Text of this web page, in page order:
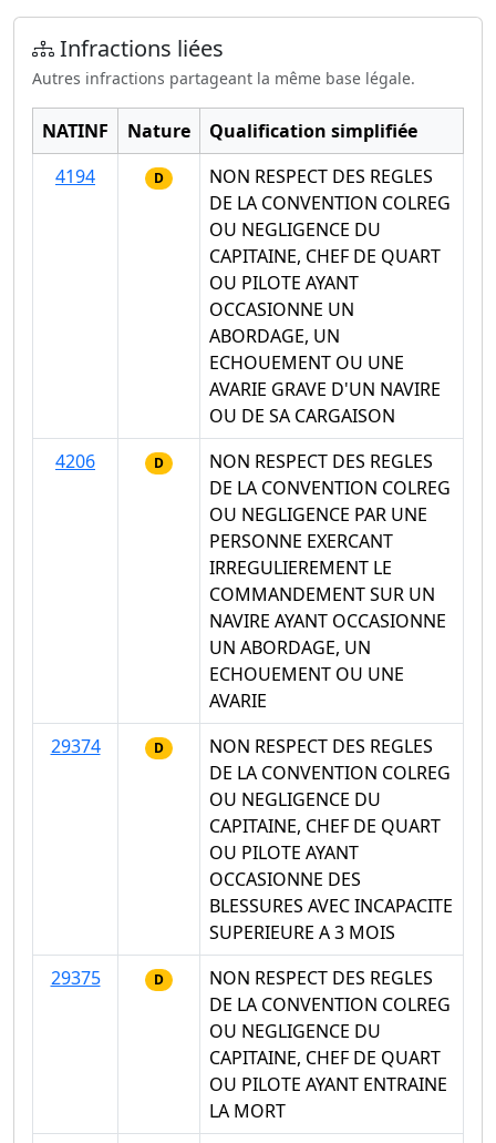
Infractions liées
Autres infractions partageant la même base légale.
NATINF Nature
Qualification simplifiée
4194
D
NON RESPECT DES REGLES
DE LA CONVENTION COLREG
OU NEGLIGENCE DU
CAPITAINE, CHEF DE QUART
OU PILOTE AYANT
OCCASIONNE UN
ABORDAGE, UN
ECHOUEMENT OU UNE
AVARIE GRAVE D'UN NAVIRE
OU DE SA CARGAISON
4206
D
NON RESPECT DES REGLES
DE LA CONVENTION COLREG
OU NEGLIGENCE PAR UNE
PERSONNE EXERCANT
IRREGULIEREMENT LE
COMMANDEMENT SUR UN
NAVIRE AYANT OCCASIONNE
UN ABORDAGE, UN
ECHOUEMENT OU UNE
AVARIE
29374
D
NON RESPECT DES REGLES
DE LA CONVENTION COLREG
OU NEGLIGENCE DU
CAPITAINE, CHEF DE QUART
OU PILOTE AYANT
OCCASIONNE DES
BLESSURES AVEC INCAPACITE
SUPERIEURE A 3 MOIS
29375
D
NON RESPECT DES REGLES
DE LA CONVENTION COLREG
OU NEGLIGENCE DU
CAPITAINE, CHEF DE QUART
OU PILOTE AYANT ENTRAINE
LA MORT